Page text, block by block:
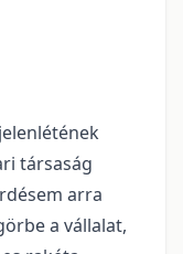
társaság
arra
a vállalat,